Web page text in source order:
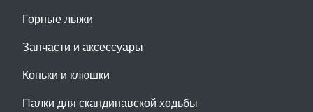
Горные лыжи
Запчасти и аксессуары
Коньки и клюшки
Палки для скандинавской ходьбы